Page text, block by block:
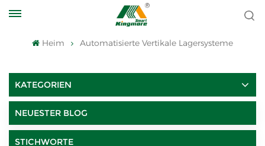
Heim Automatisierte Vertikale Lagersysteme
KATEGORIEN
NEUESTER BLOG
STICHWORTE